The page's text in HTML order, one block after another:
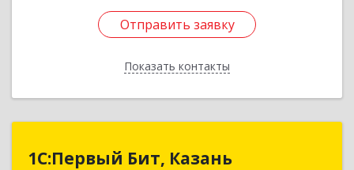
Отправить заявку
Показать контакты
Отправить заявку
Назад
1С:Первый Бит, Казань